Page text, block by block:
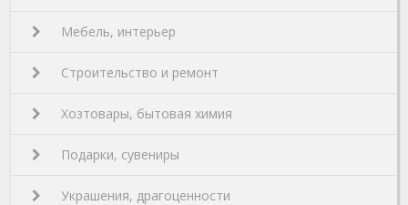
Мебель, интерьер
Строительство и ремонт
Хозтовары, бытовая химия
Подарки, сувениры
Украшения, драгоценности